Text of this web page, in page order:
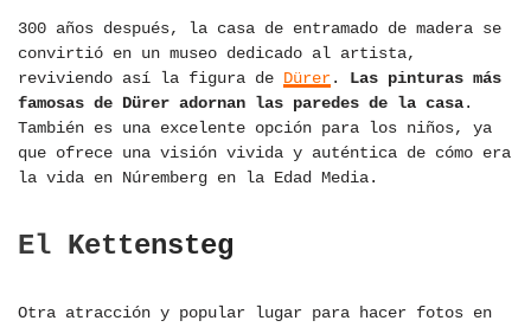
300 años después, la casa de entramado de madera se
convirtió en un museo dedicado al artista,
reviviendo así la figura de Dürer. Las pinturas más
famosas de Dürer adornan las paredes de la casa.
También es una excelente opción para los niños, ya
que ofrece una visión vivida y auténtica de cómo era
la vida en Núremberg en la Edad Media.
El Kettensteg
Otra atracción y popular lugar para hacer fotos en